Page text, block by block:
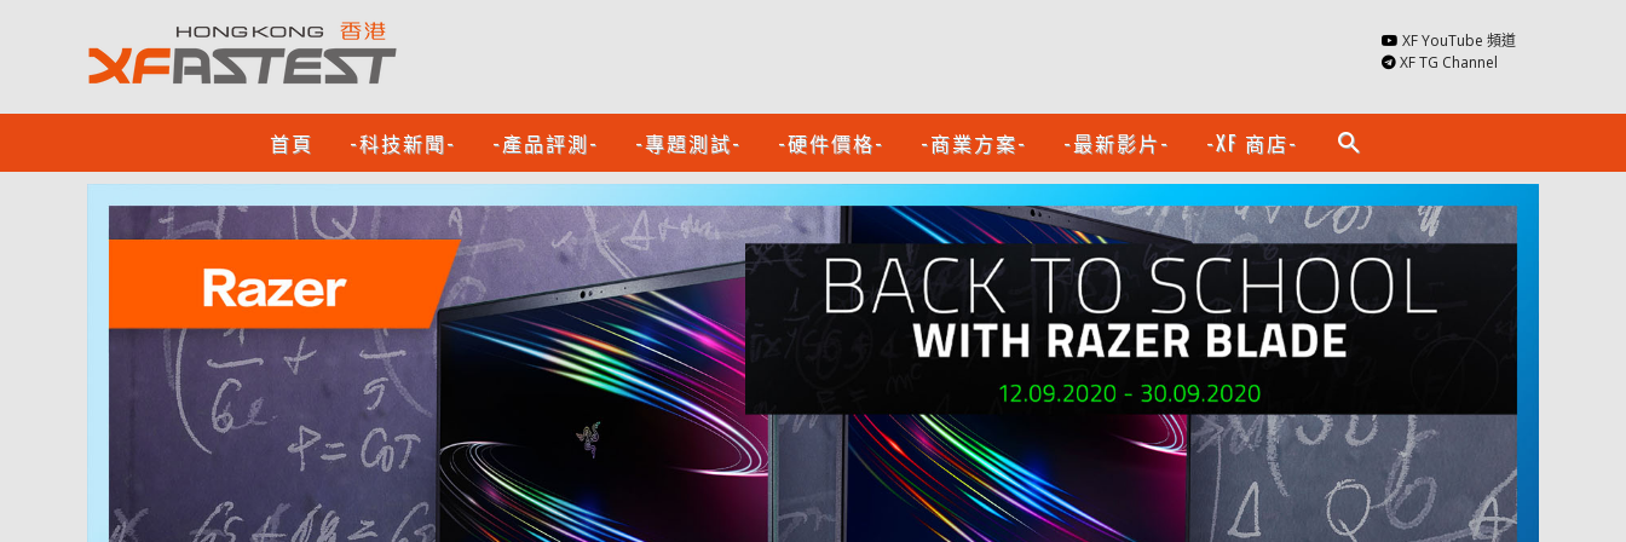
XF YouTube 頻道
XF TG Channel
首頁 -科技新聞- -產品評測- -專題測試- -硬件價格- -商業方案- -最新影片- -XF 商店- search